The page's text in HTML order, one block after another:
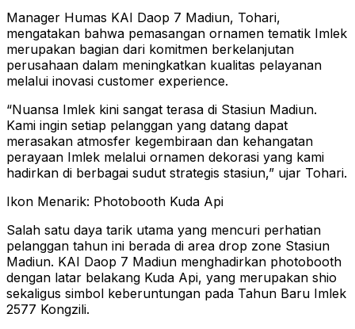
Manager Humas KAI Daop 7 Madiun, Tohari,
mengatakan bahwa pemasangan ornamen tematik Imlek
merupakan bagian dari komitmen berkelanjutan
perusahaan dalam meningkatkan kualitas pelayanan
melalui inovasi customer experience.
“Nuansa Imlek kini sangat terasa di Stasiun Madiun.
Kami ingin setiap pelanggan yang datang dapat
merasakan atmosfer kegembiraan dan kehangatan
perayaan Imlek melalui ornamen dekorasi yang kami
hadirkan di berbagai sudut strategis stasiun,” ujar Tohari.
Ikon Menarik: Photobooth Kuda Api
Salah satu daya tarik utama yang mencuri perhatian
pelanggan tahun ini berada di area drop zone Stasiun
Madiun. KAI Daop 7 Madiun menghadirkan photobooth
dengan latar belakang Kuda Api, yang merupakan shio
sekaligus simbol keberuntungan pada Tahun Baru Imlek
2577 Kongzili.